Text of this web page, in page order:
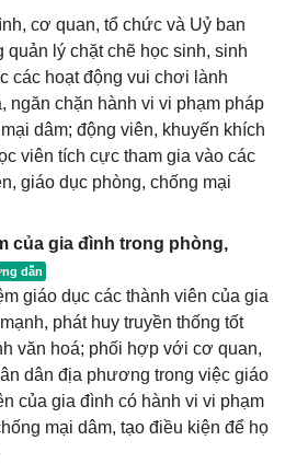
cơ quan, tổ chức và Uỷ ban
lý chặt chẽ học sinh, sinh
các hoạt động vui chơi lành
ngăn chặn hành vi vi phạm pháp
dâm; động viên, khuyến khích
viên tích cực tham gia vào các
giáo dục phòng, chống mại
của gia đình trong phòng,
giáo dục các thành viên của gia
phát huy truyền thống tốt
văn hoá; phối hợp với cơ quan,
dân địa phương trong việc giáo
của gia đình có hành vi vi phạm
mại dâm, tạo điều kiện để họ